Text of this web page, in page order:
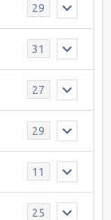
29
31
27
29
11
25